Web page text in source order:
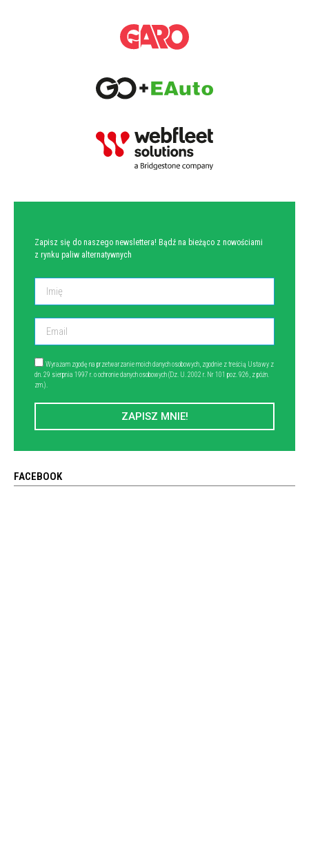
Zapisz się do naszego newslettera! Bądź na bieżąco z nowościami
z rynku paliw alternatywnych
Wyrażam zgodę na przetwarzanie moich danych osobowych, zgodnie z treścią Ustawy z
dn. 29 sierpnia 1997 r. o ochronie danych osobowych (Dz. U. 2002 r. Nr 101 poz. 926, z późn.
zm.).
ZAPISZ MNIE!
FACEBOOK